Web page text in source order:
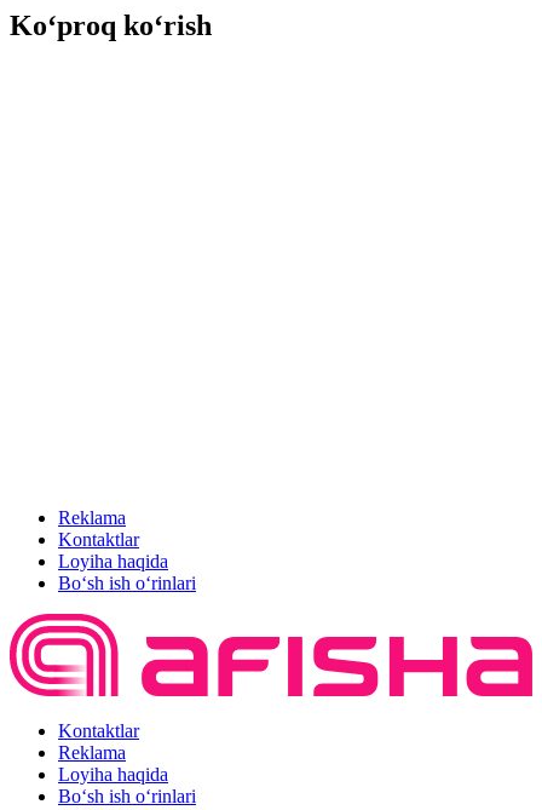
Ko‘proq ko‘rish
Reklama
Kontaktlar
Loyiha haqida
Bo‘sh ish o‘rinlari
Kontaktlar
Reklama
Loyiha haqida
Bo‘sh ish o‘rinlari